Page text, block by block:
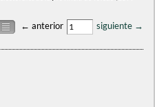
← anterior siguiente →